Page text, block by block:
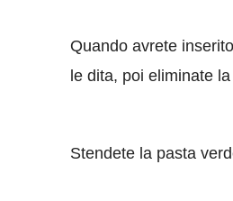
Quando avrete
le dita, poi eliminate
Stendete la pasta